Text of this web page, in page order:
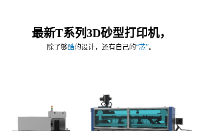
最新T系列3D砂型打印机，
除了够酷的设计，还有自己的“芯”。